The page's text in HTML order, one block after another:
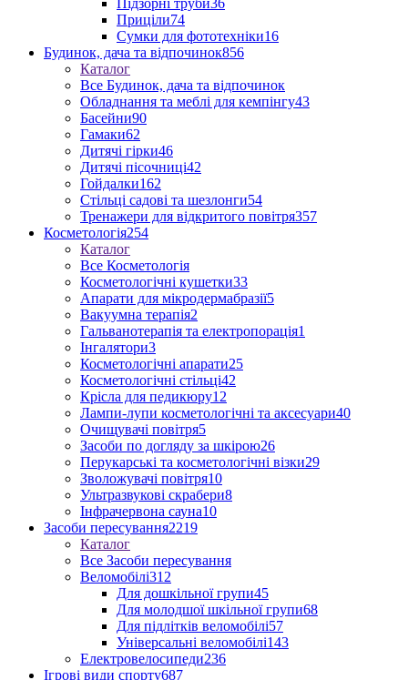
Підзорні труби36
Приціли74
Сумки для фототехніки16
Будинок, дача та відпочинок856
Каталог
Все Будинок, дача та відпочинок
Обладнання та меблі для кемпінгу43
Басейни90
Гамаки62
Дитячі гірки46
Дитячі пісочниці42
Гойдалки162
Стільці садові та шезлонги54
Тренажери для відкритого повітря357
Косметологія254
Каталог
Все Косметологія
Косметологічні кушетки33
Апарати для мікродермабразії5
Вакуумна терапія2
Гальванотерапія та електропорація1
Інгалятори3
Косметологічні апарати25
Косметологічні стільці42
Крісла для педикюру12
Лампи-лупи косметологічні та аксесуари40
Очищувачі повітря5
Засоби по догляду за шкірою26
Перукарські та косметологічні візки29
Зволожувачі повітря10
Ультразвукові скрабери8
Інфрачервона сауна10
Засоби пересування2219
Каталог
Все Засоби пересування
Веломобілі312
Для дошкільної групи45
Для молодшої шкільної групи68
Для підлітків веломобілі57
Універсальні веломобілі143
Електровелосипеди236
Ігрові види спорту687